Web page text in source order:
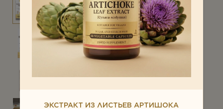
Антистресс
Внимание и память
Диета и детокс
Женское здоровье
КОНТАКТЫ
ОТЗЫВ *
ЭКСТРАКТ ИЗ ЛИСТЬЕВ АРТИШОКА